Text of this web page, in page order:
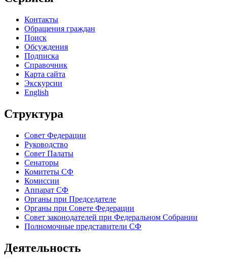
Контакты
Обращения граждан
Поиск
Обсуждения
Подписка
Справочник
Карта сайта
Экскурсии
English
Структура
Совет Федерации
Руководство
Совет Палаты
Сенаторы
Комитеты СФ
Комиссии
Аппарат СФ
Органы при Председателе
Органы при Совете Федерации
Совет законодателей при Федеральном Собрании
Полномочные представители СФ
Деятельность